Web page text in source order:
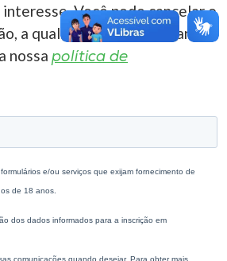
Você pode cancelar o
a qualquer momento. Para
nossa política de